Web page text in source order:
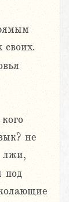
своих.
не
лжи,
под